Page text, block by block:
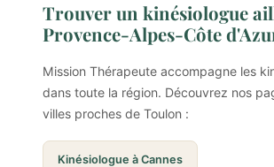
Trouver un kinésiologue
Provence-Alpes-Côte
Mission Thérapeute accompagne les
dans toute la région. Découvrez nos
villes proches de Toulon :
Kinésiologue à Cannes